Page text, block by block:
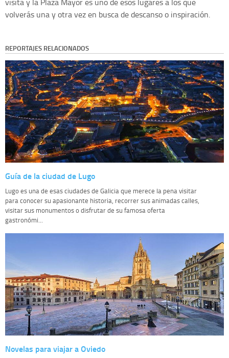
volverás una y otra vez en busca de descanso o inspiración.
REPORTAJES RELACIONADOS
Guía de la ciudad de Lugo
Lugo es una de esas ciudades de Galicia que merece la pena visitar
para conocer su apasionante historia, recorrer sus animadas calles,
visitar sus monumentos o disfrutar de su famosa oferta
gastronómi...
Novelas para viajar a Oviedo